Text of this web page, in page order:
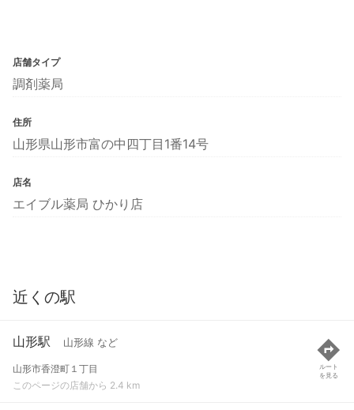
店舗タイプ
調剤薬局
住所
山形県山形市富の中四丁目1番14号
店名
エイブル薬局 ひかり店
近くの駅
山形駅 山形線 など
山形市香澄町１丁目
このページの店舗から 2.4 km
ルート
を見る